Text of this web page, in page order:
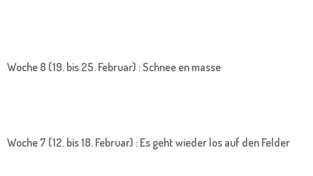
Woche 8 (19. bis 25. Februar) : Schnee en masse
Woche 7 (12. bis 18. Februar) : Es geht wieder los auf den Felder